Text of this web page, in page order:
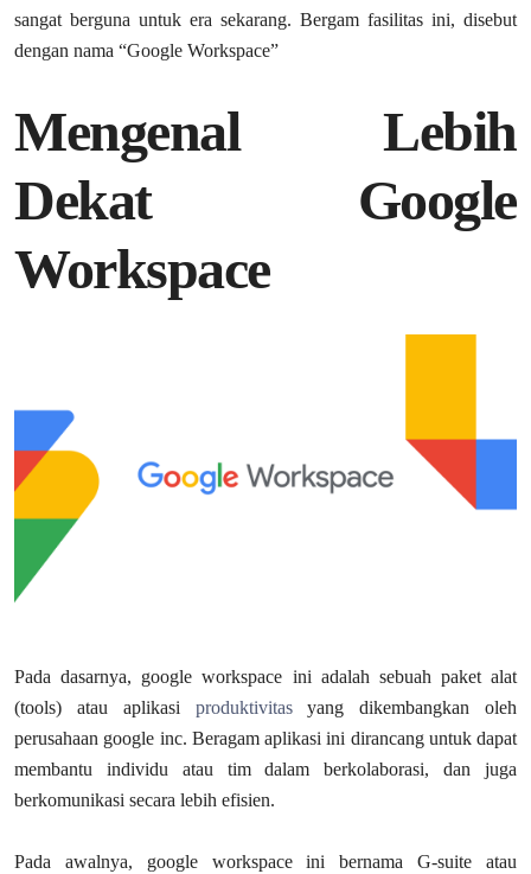
sangat berguna untuk era sekarang. Bergam fasilitas ini, disebut
dengan nama “Google Workspace”
Mengenal Lebih
Dekat Google
Workspace
Pada dasarnya, google workspace ini adalah sebuah paket alat
(tools) atau aplikasi produktivitasyang dikembangkan oleh
perusahaan google inc. Beragam aplikasi ini dirancang untuk dapat
membantu individu atau tim dalam berkolaborasi, dan juga
berkomunikasi secara lebih efisien.
Pada awalnya, google workspace ini bernama G-suite atau